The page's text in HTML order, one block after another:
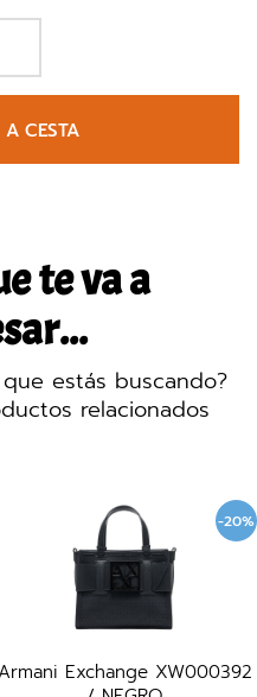
CESTA
te va a
estás buscando?
relacionados
-20%
Armani Exchange XW000392